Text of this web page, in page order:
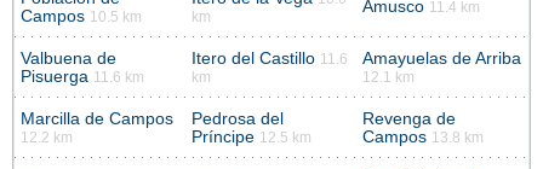
Campos 10.5 km
km
Amusco 11.4 km
Valbuena de
Pisuerga 11.6 km
Itero del Castillo 11.6
km
Amayuelas de Arriba
12.1 km
Marcilla de Campos
12.2 km
Pedrosa del
Príncipe 12.5 km
Revenga de
Campos 13.8 km